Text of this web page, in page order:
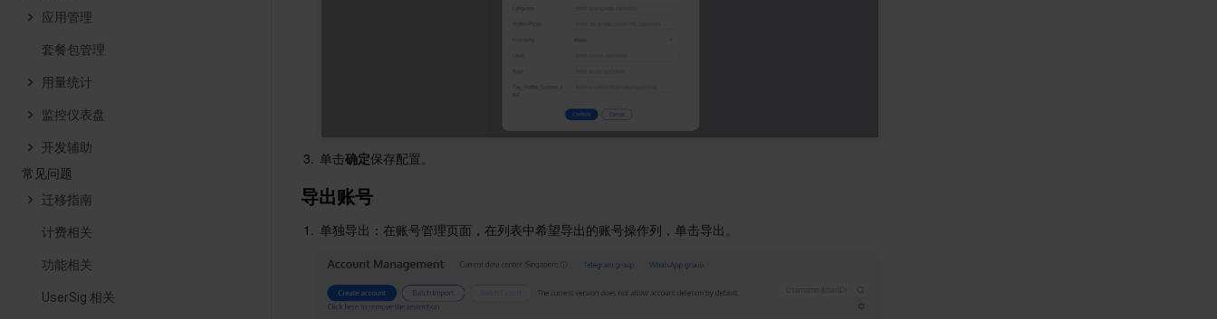
应用管理
套餐包管理
用量统计
监控仪表盘
开发辅助
常见问题
迁移指南
计费相关
功能相关
UserSig 相关
3. 单击确定保存配置。
导出账号
1. 单独导出：在账号管理页面，在列表中希望导出的账号操作列，单击导出。